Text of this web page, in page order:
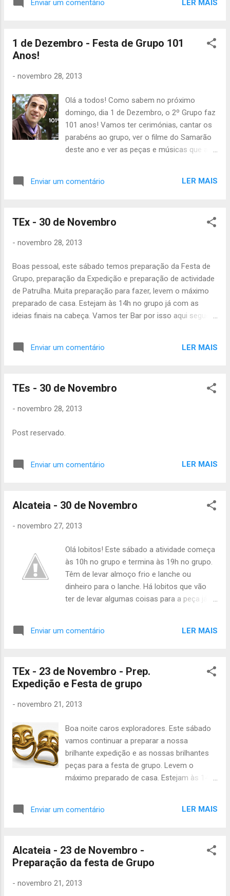
Enviar um comentário LER MAIS
1 de Dezembro - Festa de Grupo 101
Anos!
- novembro 28, 2013
Olá a todos! Como sabem no próximo
domingo, dia 1 de Dezembro, o 2º Grupo faz
101 anos! Vamos ter cerimónias, cantar os
parabéns ao grupo, ver o filme do Samarão
deste ano e ver as peças e músicas que as
bolos e doces (vejam o post da alcateia,
às 14h . Lobitos, escoteiros, exploradores,
às 10h com almoço-frio e uniforme
domingo para celebrarem connosco mais
um aniversário! :) Até lá, Inês Leal P'la Chefia
do 2º Grupo
Enviar um comentário LER MAIS
TEx - 30 de Novembro
- novembro 28, 2013
Boas pessoal, este sábado temos preparação da Festa de
Grupo, preparação da Expedição e preparação de actividade
de Patrulha. Muita preparação para fazer, levem o máximo
preparado de casa. Estejam às 14h no grupo já com as
ideias finais na cabeça. Vamos ter Bar por isso aqui segue
Bolo/doce + Pão de forma + 1 lata salsicha - Inês - Pão de
forma + 1 lata salsicha + Sumo - Joana - Bolo/doce + 1 lata
Bolo/doce + Margarina + 1 Guardanapkins - Luis - Pão de
de forma + 1 lata salsicha + 1 Guardanapkins - João - Pão
Enviar um comentário LER MAIS
TEs - 30 de Novembro
- novembro 28, 2013
Post reservado.
Enviar um comentário LER MAIS
Alcateia - 30 de Novembro
- novembro 27, 2013
Olá lobitos! Este sábado a atividade começa
às 10h no grupo e termina às 19h no grupo.
Têm de levar almoço frio e lanche ou
dinheiro para o lanche. Há lobitos que vão
ter de levar algumas coisas para a peça já
óculos redondos verdes Camaleão - boné
estrunfes Tartaruga - chapéu dos estrunfes,
óculos escuros pretos Falcão - camisa
estrunfes Chinchila - jardineiras, camisola às
identifiquem o material com o vosso nome,
para não perderem nada! É importante que
não faltem porque vamos treinar a peça
para a festa de grupo, se tiverem de faltar
avisem a Áquêlà. Em relação a domingo:
domingo dia 1 de Dezembro, e como tal vão
Enviar um comentário LER MAIS
TEx - 23 de Novembro - Prep.
Expedição e Festa de grupo
- novembro 21, 2013
Boa noite caros exploradores. Este sábado
vamos continuar a preparar a nossa
brilhante expedição e as nossas brilhantes
peças para a festa de grupo. Levem o
máximo preparado de casa. Estejam às 14h
Enviar um comentário LER MAIS
Alcateia - 23 de Novembro -
Preparação da festa de Grupo
- novembro 21, 2013